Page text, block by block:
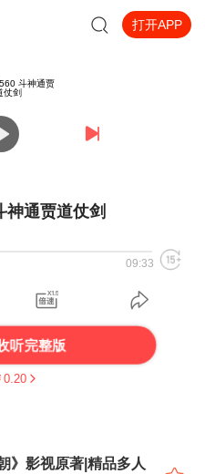
打开APP
神通贾道仗剑
09:33
听完整版
0.20
》影视原著|精品多人